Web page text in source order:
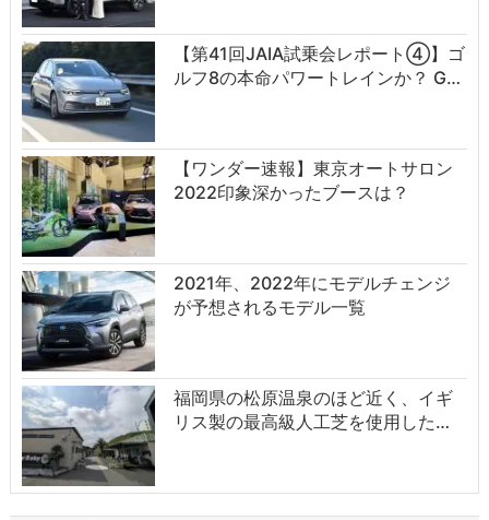
【第41回JAIA試乗会レポート④】ゴ
ルフ8の本命パワートレインか？ G…
【ワンダー速報】東京オートサロン
2022印象深かったブースは？
2021年、2022年にモデルチェンジ
が予想されるモデル一覧
福岡県の松原温泉のほど近く、イギ
リス製の最高級人工芝を使用した…